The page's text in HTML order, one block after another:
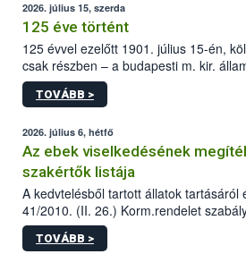
2026. július 15, szerda
125 éve történt
125 évvel ezelőtt 1901. július 15-én,
csak részben – a budapesti m. kir.
állomás a Kis Rókus utca 15. szám
tervezett új épületébe.
TOVÁBB >
2026. július 6, hétfő
Az ebek viselkedésének
szakértők listája
A kedvtelésből tartott állatok tartásáról
41/2010. (II. 26.) Korm.rendelet
sérülés, illetve ennek veszélye
hatósági feladatokat, valamint a
TOVÁBB >